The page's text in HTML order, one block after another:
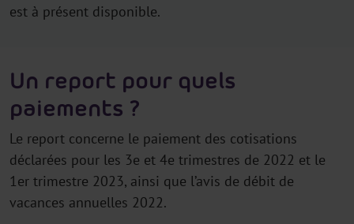
est à présent disponible.
Un report pour quels
paiements ?
Le report concerne le paiement des cotisations
déclarées pour les 3e et 4e trimestres de 2022 et le
1er trimestre 2023, ainsi que l’avis de débit de
vacances annuelles 2022.